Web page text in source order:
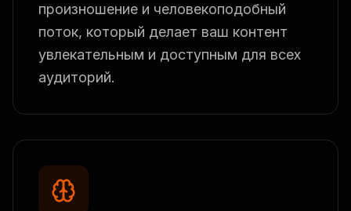
произношение и человекоподобный
поток, который делает ваш контент
увлекательным и доступным для всех
аудиторий.